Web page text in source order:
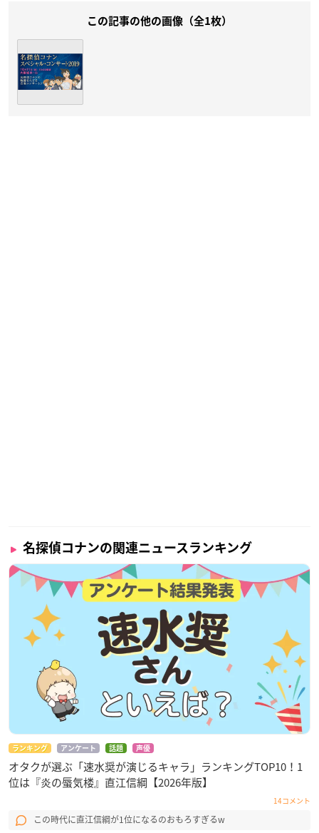
この記事の他の画像（全1枚）
名探偵コナンの関連ニュースランキング
ランキング アンケート 話題 声優
オタクが選ぶ「速水奨が演じるキャラ」ランキングTOP10！1
位は『炎の蜃気楼』直江信綱【2026年版】
14コメント
この時代に直江信綱が1位になるのおもろすぎるw